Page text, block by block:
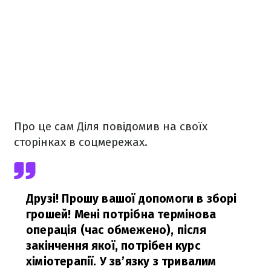
Про це сам Діля повідомив на своїх
сторінках в соцмережах.
Друзі! Прошу вашої допомоги в зборі
грошей! Мені потрібна термінова
операція (час обмежено), після
закінчення якої, потрібен курс
хіміотерапії. У зв’язку з тривалим